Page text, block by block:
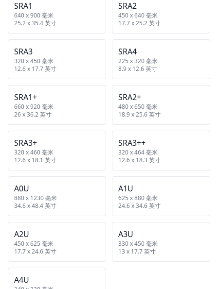
SRA1
640 x 900 毫米
25.2 x 35.4 英寸
SRA2
450 x 640 毫米
17.7 x 25.2 英寸
SRA3
320 x 450 毫米
12.6 x 17.7 英寸
SRA4
225 x 320 毫米
8.9 x 12.6 英寸
SRA1+
660 x 920 毫米
26 x 36.2 英寸
SRA2+
480 x 650 毫米
18.9 x 25.6 英寸
SRA3+
320 x 460 毫米
12.6 x 18.1 英寸
SRA3++
320 x 464 毫米
12.6 x 18.3 英寸
A0U
880 x 1230 毫米
34.6 x 48.4 英寸
A1U
625 x 880 毫米
24.6 x 34.6 英寸
A2U
450 x 625 毫米
17.7 x 24.6 英寸
A3U
330 x 450 毫米
13 x 17.7 英寸
A4U